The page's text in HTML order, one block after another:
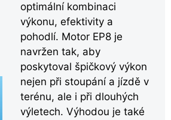
optimální kombinaci
výkonu, efektivity a
pohodlí. Motor EP8 je
navržen tak, aby
poskytoval špičkový výkon
nejen při stoupání a jízdě v
terénu, ale i při dlouhých
výletech. Výhodou je také